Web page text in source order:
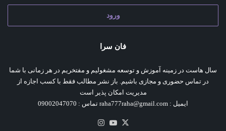
ورود
فان سرا
سال هاست در زمینه آموزش و توسعه مشغولیم و مفتخریم در هر زمانی با شما
در تماس حضوری و مجازی باشیم. باز نشر مطالب فقط با کسب اجازه از
مدیریت امکان پذیر است
ایمیل : raha777raha@gmail.com تماس : 09002047070
X یوتیوب